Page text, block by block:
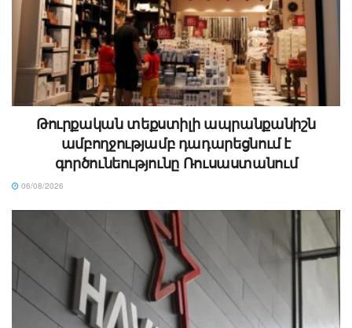
Թուրքական տեքստիլի ապրանքանիշն
ամբողջությամբ դադարեցնում է
գործունեությունը Ռուսաստանում
06/08/2026